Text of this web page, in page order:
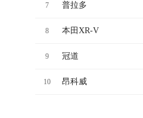
7 普拉多
8 本田XR-V
9 冠道
10 昂科威